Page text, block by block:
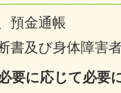
預金通帳
書及び身体障害
要に応じて必要